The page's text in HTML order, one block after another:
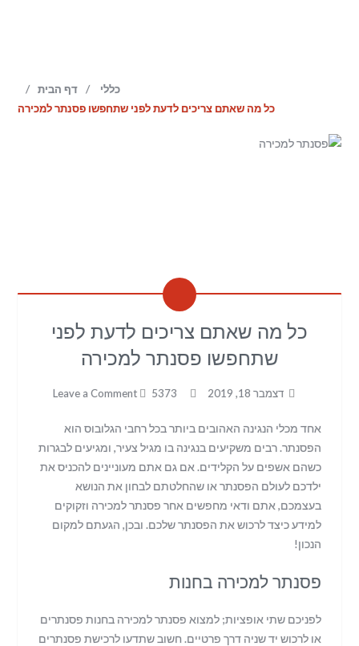
דף הבית / כללי /
כל מה שאתם צריכים לדעת לפני שתחפשו פסנתר למכירה
כל מה שאתם צריכים לדעת לפני
שתחפשו פסנתר למכירה
דצמבר 18, 2019 Leave a Comment 5373
אחד מכלי הנגינה האהובים ביותר בכל רחבי הגלובוס הוא
הפסנתר. רבים משקיעים בנגינה בו מגיל צעיר, ומגיעים לבגרות
כשהם אשפים על הקלידים. אם גם אתם מעוניינים להכניס את
ילדכם לעולם הפסנתר או שהחלטתם לבחון את הנושא
בעצמכם, אתם ודאי מחפשים אחר פסנתר למכירה וזקוקים
למידע כיצד לרכוש את הפסנתר שלכם. ובכן, הגעתם למקום
הנכון!
פסנתר למכירה בחנות
לפניכם שתי אופציות; למצוא פסנתר למכירה בחנות פסנתרים
או לרכוש יד שניה דרך פרטיים. חשוב שתדעו לרכישת פסנתרים